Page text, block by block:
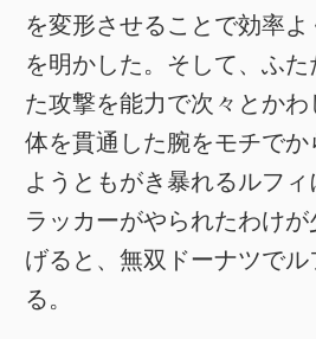
を変形させることで効率よ
を明かした。そして、ふ
た攻撃を能力で次々とか
体を貫通した腕をモチで
ようともがき暴れるルフ
ラッカーがやられたわけ
げると、無双ドーナツで
る。